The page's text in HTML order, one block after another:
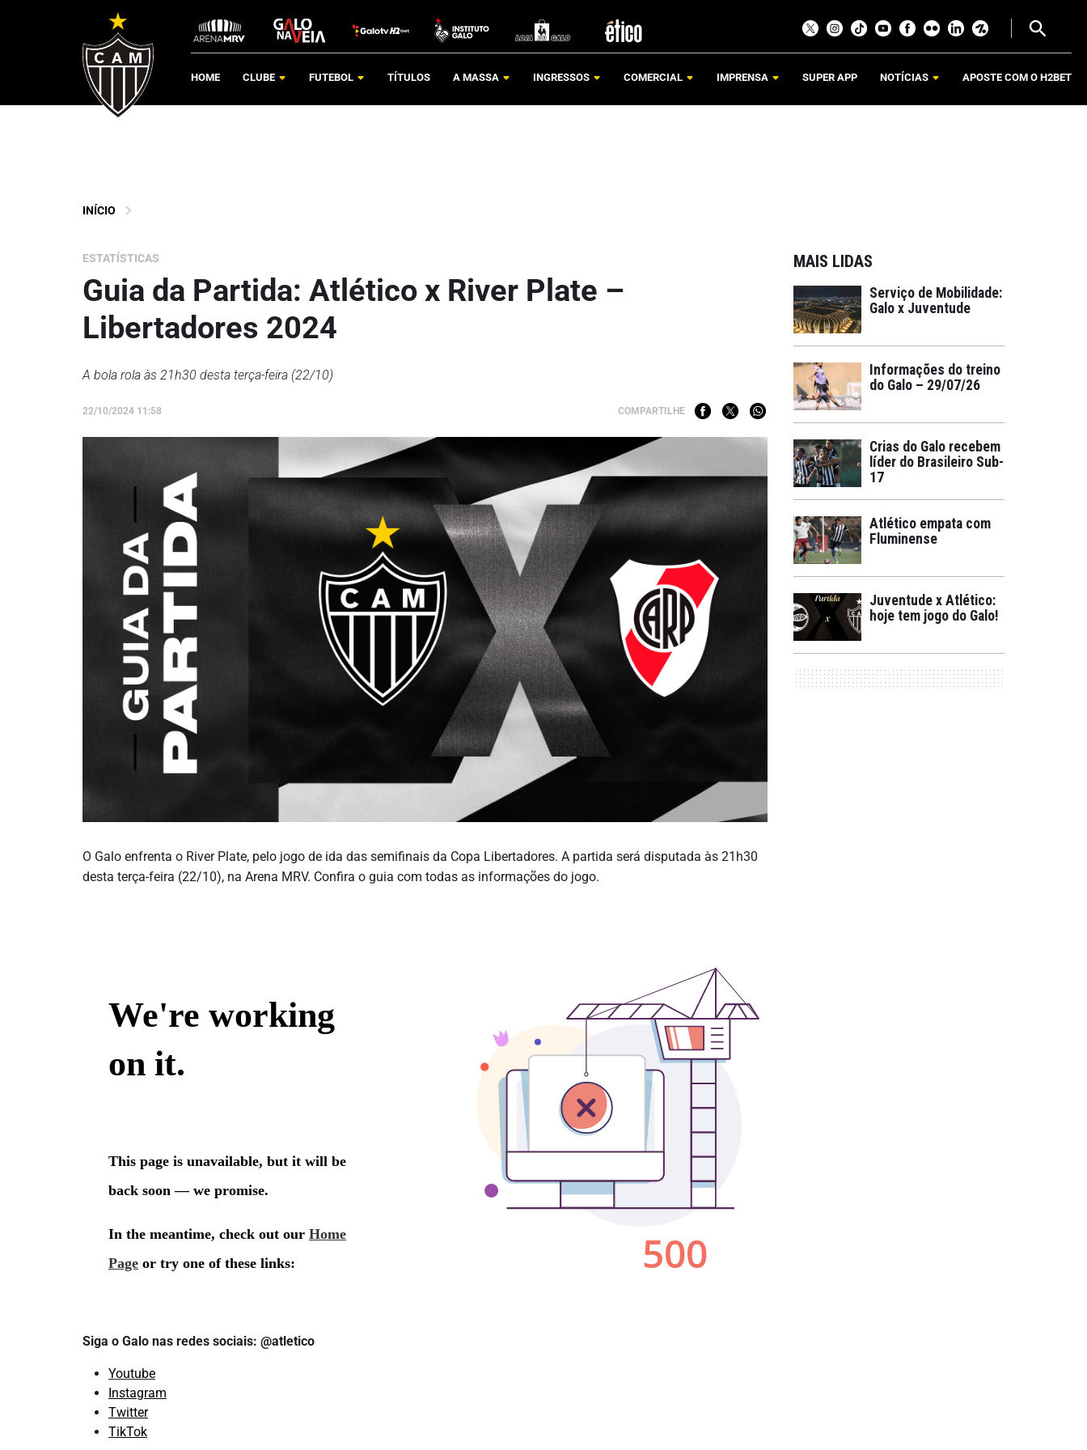
HOME CLUBE FUTEBOL TÍTULOS A MASSA INGRESSOS COMERCIAL IMPRENSA SUPER APP NOTÍCIAS APOSTE COM O H2BET
INÍCIO
ESTATÍSTICAS
Guia da Partida: Atlético x River Plate –
Libertadores 2024
A bola rola às 21h30 desta terça-feira (22/10)
22/10/2024 11:58 COMPARTILHE
O Galo enfrenta o River Plate, pelo jogo de ida das semifinais da Copa Libertadores. A partida será disputada às 21h30
desta terça-feira (22/10), na Arena MRV. Confira o guia com todas as informações do jogo.
Siga o Galo nas redes sociais: @atletico
Youtube
Instagram
Twitter
TikTok
MAIS LIDAS
Serviço de Mobilidade:
Galo x Juventude
Informações do treino
do Galo – 29/07/26
Crias do Galo recebem
líder do Brasileiro Sub-
17
Atlético empata com
Fluminense
Juventude x Atlético:
hoje tem jogo do Galo!